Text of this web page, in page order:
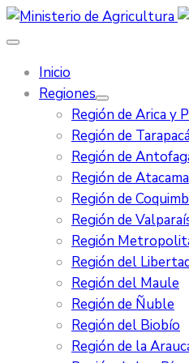
Inicio
Regiones
Región de Arica y
Región de
Región de
Región de Atacama
Región de
Región de
Región
Región del
Región del Maule
Región de Ñuble
Región del Biobío
Región de la